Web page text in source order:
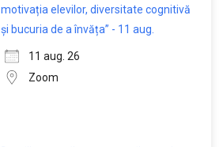
motivația elevilor, diversitate cognitivă
și bucuria de a învăța” - 11 aug.
11 aug. 26
Zoom